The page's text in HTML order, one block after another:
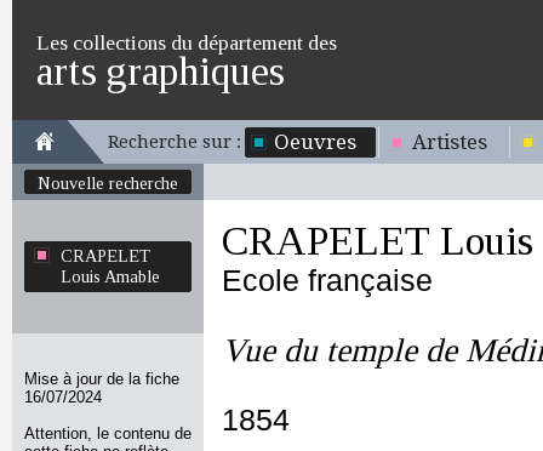
Les collections du département des
arts graphiques
Recherche sur : Oeuvres Artistes
Nouvelle recherche
CRAPELET
Louis Amable
Mise à jour de la fiche
16/07/2024
Attention, le contenu de
CRAPELET Louis
Ecole française
Vue du temple de
1854